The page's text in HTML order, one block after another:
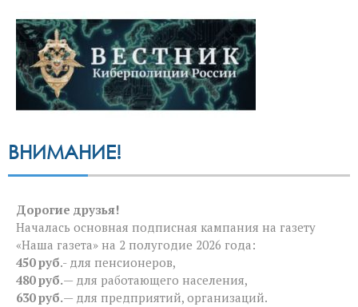
ВНИМАНИЕ!
Дорогие друзья!
Началась основная подписная кампания на газету
«Наша газета» на 2 полугодие 2026 года:
450 руб.- для пенсионеров,
480 руб.— для работающего населения,
630 руб.— для предприятий, организаций.